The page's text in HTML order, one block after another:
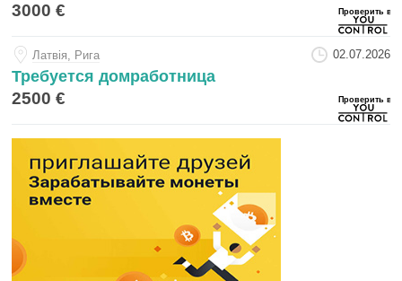
3000 €
Латвiя, Рига 02.07.2026
Требуется домработница
2500 €